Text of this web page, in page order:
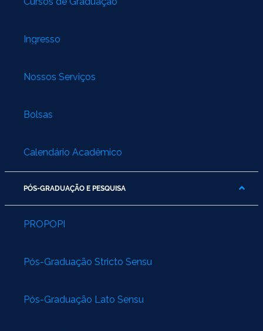
Ingresso
Nossos Serviços
Bolsas
Calendário Acadêmico
PÓS-GRADUAÇÃO E PESQUISA
PROPOPI
Pós-Graduação Stricto Sensu
Pós-Graduação Lato Sensu